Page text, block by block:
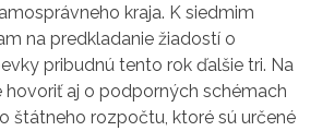
kraja. K siedmim
na predkladanie žiadostí o
pribudnú tento rok ďalšie tri. Na
hovoriť aj o podporných schémach
štátneho rozpočtu, ktoré sú určené